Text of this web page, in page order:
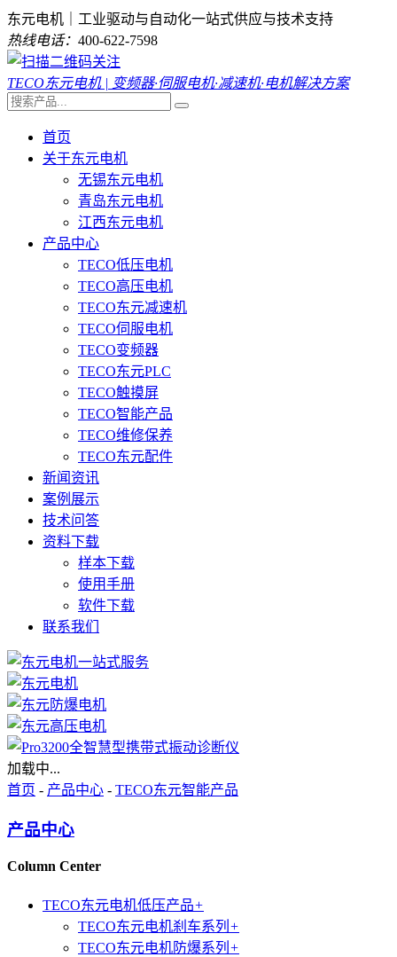
东元电机｜工业驱动与自动化一站式供应与技术支持
热线电话： 400-622-7598
TECO东元电机 | 变频器·伺服电机·减速机·电机解决方案
首页
关于东元电机
无锡东元电机
青岛东元电机
江西东元电机
产品中心
TECO低压电机
TECO高压电机
TECO东元减速机
TECO伺服电机
TECO变频器
TECO东元PLC
TECO触摸屏
TECO智能产品
TECO维修保养
TECO东元配件
新闻资讯
案例展示
技术问答
资料下载
样本下载
使用手册
软件下载
联系我们
加载中...
首页 - 产品中心 - TECO东元智能产品
产品中心
Column Center
TECO东元电机低压产品+
TECO东元电机刹车系列 +
TECO东元电机防爆系列 +